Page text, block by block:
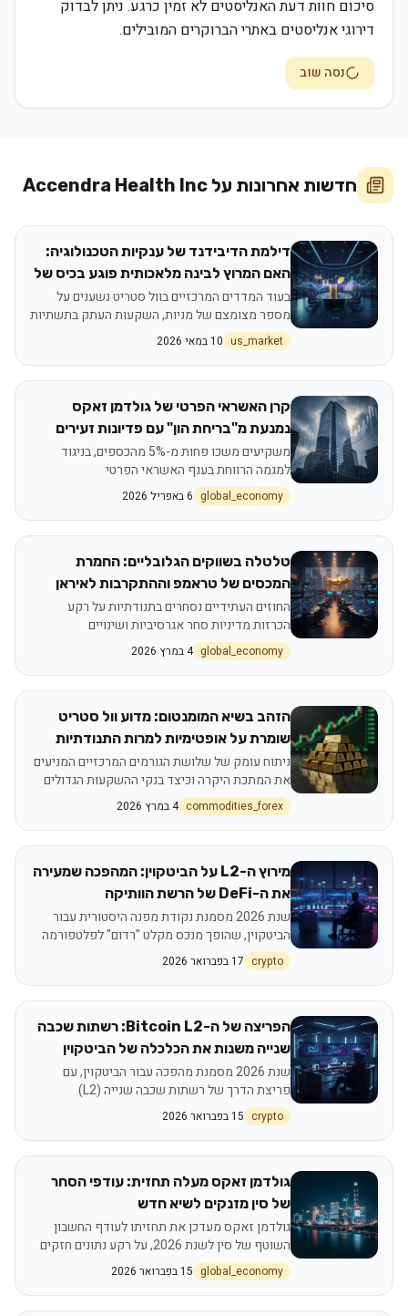
סיכום חוות דעת האנליסטים לא זמין כרגע. ניתן לבדוק
דירוגי אנליסטים באתרי הברוקרים המובילים.
נסה שוב
חדשות אחרונות על Accendra Health Inc
דילמת הדיבידנד של ענקיות הטכנולוגיה:
האם המרוץ לבינה מלאכותית פוגע בכיס של
המשקיעים?
בעוד המדדים המרכזיים בוול סטריט נשענים על
מספר מצומצם של מניות, השקעות העתק בתשתיות
AI מעוררות שאלות לגבי חלוקת רווחים עתידיתus_market 10 במאי 2026
קרן האשראי הפרטי של גולדמן זאקס
נמנעת מ"בריחת הון" עם פדיונות זעירים
משקיעים משכו פחות מ-5% מהכספים, בניגוד
למגמה הרווחת בענף האשראי הפרטי
global_economy 6 באפריל 2026
טלטלה בשווקים הגלובליים: החמרת
המכסים של טראמפ וההתקרבות לאיראן
מעצבות מחדש את וול סטריט
החוזים העתידיים נסחרים בתנודתיות על רקע
הכרזות מדיניות סחר אגרסיביות ושינויים
גיאופוליטיים במזרח התיכון
global_economy 4 במרץ 2026
הזהב בשיא המומנטום: מדוע וול סטריט
שומרת על אופטימיות למרות התנודתיות
בשווקים
ניתוח עומק של שלושת הגורמים המרכזיים המניעים
את המתכת היקרה וכיצד בנקי ההשקעות הגדולים
נערכים להמשך הראלי
commodities_forex 4 במרץ 2026
מירוץ ה-L2 על הביטקוין: המהפכה שמעירה
את ה-DeFi של הרשת הוותיקה
שנת 2026 מסמנת נקודת מפנה היסטורית עבור
הביטקוין, שהופך מנכס מקלט "רדום" לפלטפורמה
פיננסית אקטיבית באמצעות פרוטוקולי שכבה שנייה
Stacks, Rootstock ו-Babylon מובילים מהפכה זו,
ויצירת Yield על ביטקוין, תוך שמירה על אבטחתו.
התפתחות זו מושכת הון מוסדי משמעותי ומציעה
אלטרנטיבה מאובטחת יותר לרשתות DeFi קיימות.
crypto 17 בפברואר 2026
הפריצה של ה-Bitcoin L2: רשתות שכבה
שנייה משנות את הכלכלה של הביטקוין
שנת 2026 מסמנת מהפכה עבור הביטקוין, עם
פריצת הדרך של רשתות שכבה שנייה (L2)
המרחיבות את יכולותיו מעבר למחסן ערך. פתרונות
הרצת חוזים חכמים, DeFi מורכב, והפחתה דרמטית
הכרייה, מגדילה את הביקוש ל-Blockspace,
וממקמת את הביטקוין כתשתית פיננסית פעילה
ומתחרה.
crypto 15 בפברואר 2026
גולדמן זאקס מעלה תחזית: עודפי הסחר
של סין מזנקים לשיא חדש
גולדמן זאקס מעדכן את תחזיתו לעודף החשבון
השוטף של סין לשנת 2026, על רקע נתונים חזקים
המעידים על המשך מגמה חיובית. העדכון מדגיש את
עוצמת הייצוא הסיני, למרות אי-הוודאות הגלובלית,
ומצביע על השפעות מורכבות על השווקים
global_economy 15 בפברואר 2026